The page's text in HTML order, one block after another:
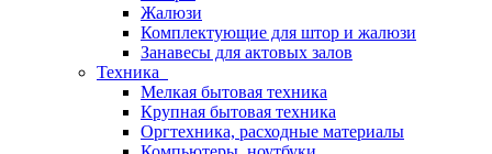
Жалюзи
Комплектующие для штор и жалюзи
Занавесы для актовых залов
Техника
Мелкая бытовая техника
Крупная бытовая техника
Оргтехника, расходные материалы